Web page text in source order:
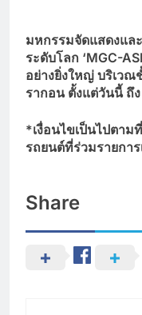
มหกรรมจัดแสดงแล
ระดับโลก ‘MGC-
อย่างยิ่งใหญ่ บริเวณ
รากอน ตั้งแต่วันนี้ ถึ
*เงื่อนไขเป็นไปตา
รถยนต์ที่ร่วมรายกา
Share